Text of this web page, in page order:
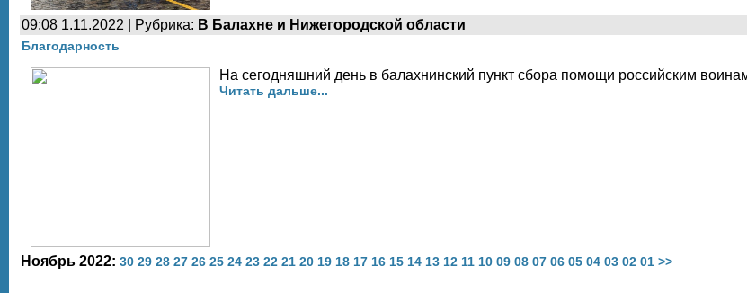
09:08 1.11.2022 | Рубрика: В Балахне и Нижегородской области
Благодарность
На сегодняшний день в балахнинский пункт сбора помощи российским
Читать дальше...
Ноябрь 2022: 30 29 28 27 26 25 24 23 22 21 20 19 18 17 16 15 14 13 12 11 10 09 08 07 06 05 04 03 02 01 >>